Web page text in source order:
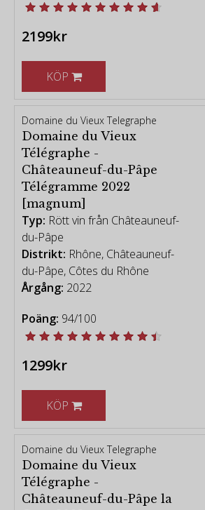
2199kr
KÖP
Domaine du Vieux Telegraphe
Domaine du Vieux
Télégraphe -
Châteauneuf-du-Pâpe
Télégramme 2022
[magnum]
Typ: Rött vin från Châteauneuf-
du-Pâpe
Distrikt: Rhône, Châteauneuf-
du-Pâpe, Côtes du Rhône
Årgång: 2022
Poäng: 94/100
1299kr
KÖP
Domaine du Vieux Telegraphe
Domaine du Vieux
Télégraphe -
Châteauneuf-du-Pâpe la